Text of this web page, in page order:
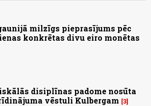
milzīgs pieprasījums pēc
konkrētas divu eiro monētas
disiplīnas padome nosūta
vēstuli Kulbergam 3